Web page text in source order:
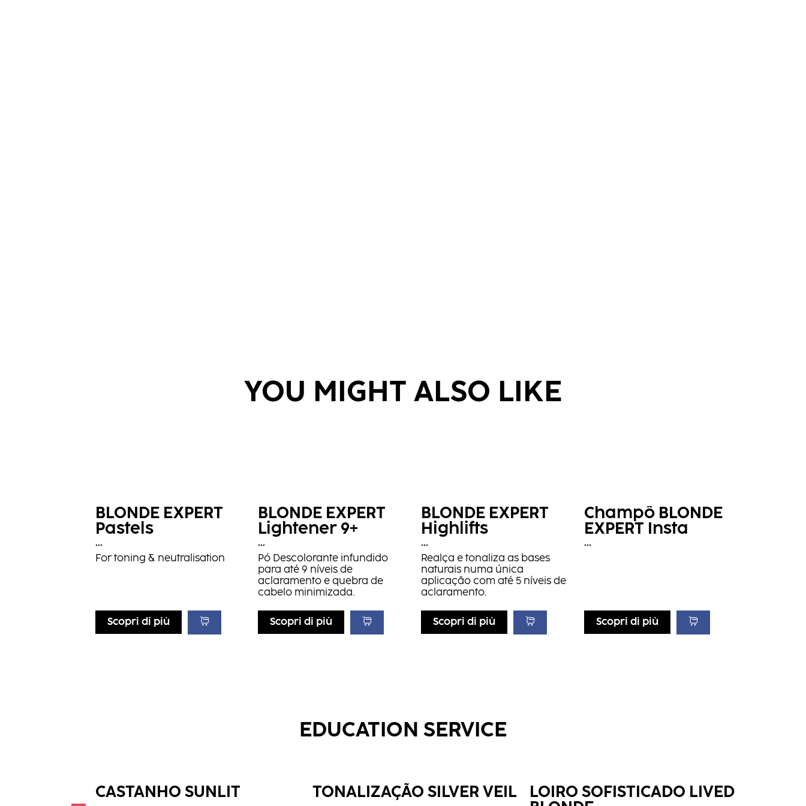
YOU MIGHT ALSO LIKE
BLONDE EXPERT
Pastels
...
For toning & neutralisation
Scopri di più
BLONDE EXPERT
Lightener 9+
...
Pó Descolorante infundido
para até 9 níveis de
aclaramento e quebra de
cabelo minimizada.
Scopri di più
BLONDE EXPERT
Highlifts
...
Realça e tonaliza as bases
naturais numa única
aplicação com até 5 níveis de
aclaramento.
Scopri di più
Champô BLONDE
EXPERT Insta
Strong
...
Scopri di più
EDUCATION SERVICE
CASTANHO SUNLIT TONALIZAÇÃO SILVER VEIL
LOIRO SOFISTICADO LIVED